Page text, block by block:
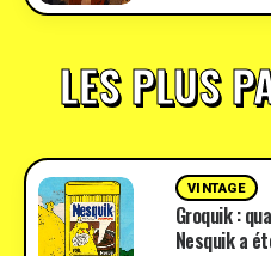
LES PLUS
VINTAGE
Groquik :
Nesquik a